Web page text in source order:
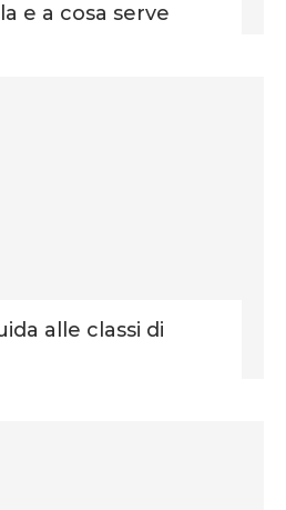
e a cosa serve
alle classi di